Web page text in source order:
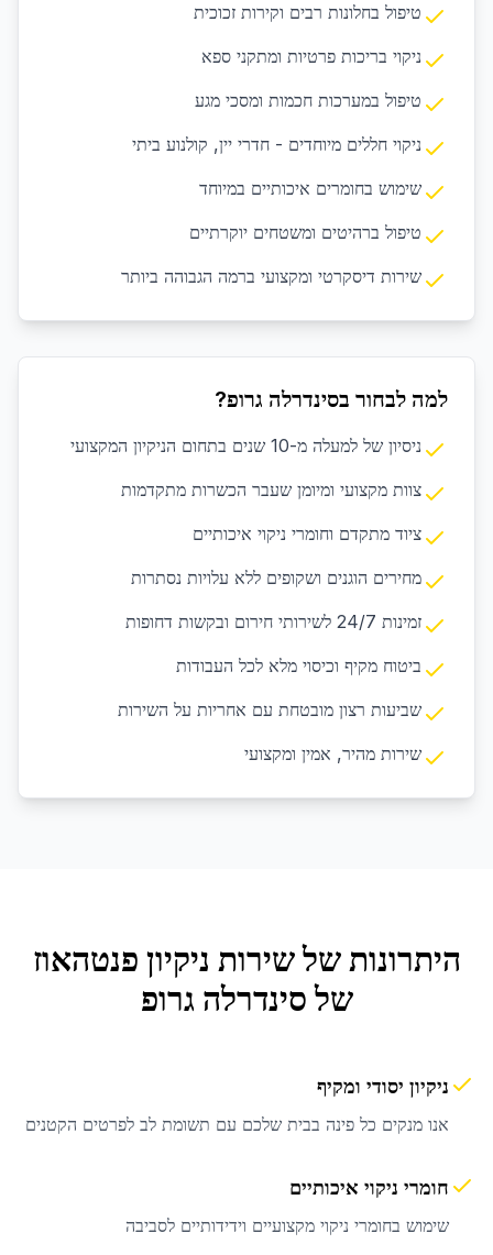
טיפול בחלונות רבים וקירות זכוכית
ניקוי בריכות פרטיות ומתקני ספא
טיפול במערכות חכמות ומסכי מגע
ניקוי חללים מיוחדים - חדרי יין, קולנוע ביתי
שימוש בחומרים איכותיים במיוחד
טיפול ברהיטים ומשטחים יוקרתיים
שירות דיסקרטי ומקצועי ברמה הגבוהה ביותר
למה לבחור בסינדרלה גרופ?
ניסיון של למעלה מ-10 שנים בתחום הניקיון המקצועי
צוות מקצועי ומיומן שעבר הכשרות מתקדמות
ציוד מתקדם וחומרי ניקוי איכותיים
מחירים הוגנים ושקופים ללא עלויות נסתרות
זמינות 24/7 לשירותי חירום ובקשות דחופות
ביטוח מקיף וכיסוי מלא לכל העבודות
שביעות רצון מובטחת עם אחריות על השירות
שירות מהיר, אמין ומקצועי
היתרונות של שירות ניקיון פנטהאוז
של סינדרלה גרופ
ניקיון יסודי ומקיף
אנו מנקים כל פינה בבית שלכם עם תשומת לב לפרטים הקטנים
חומרי ניקוי איכותיים
שימוש בחומרי ניקוי מקצועיים וידידותיים לסביבה